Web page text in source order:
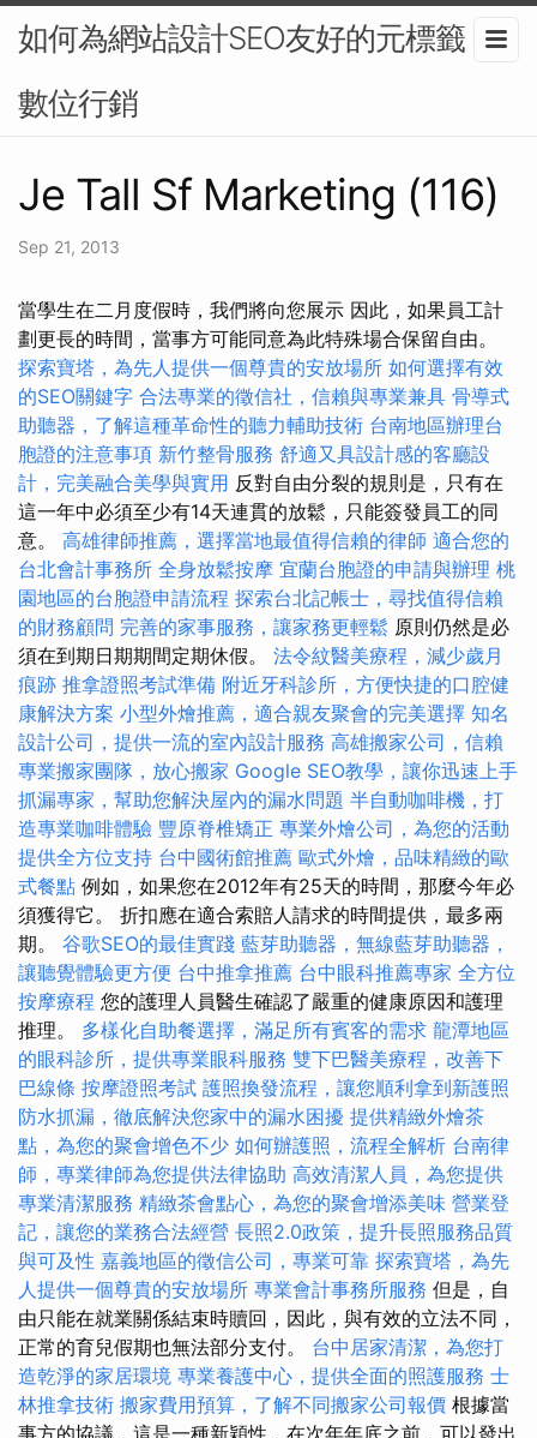
如何為網站設計SEO友好的元標籤？-
數位行銷
Je Tall Sf Marketing (116)
Sep 21, 2013
當學生在二月度假時，我們將向您展示 因此，如果員工計
劃更長的時間，當事方可能同意為此特殊場合保留自由。
探索寶塔，為先人提供一個尊貴的安放場所 如何選擇有效
的SEO關鍵字 合法專業的徵信社，信賴與專業兼具 骨導式
助聽器，了解這種革命性的聽力輔助技術 台南地區辦理台
胞證的注意事項 新竹整骨服務 舒適又具設計感的客廳設
計，完美融合美學與實用 反對自由分裂的規則是，只有在
這一年中必須至少有14天連貫的放鬆，只能簽發員工的同
意。 高雄律師推薦，選擇當地最值得信賴的律師 適合您的
台北會計事務所 全身放鬆按摩 宜蘭台胞證的申請與辦理 桃
園地區的台胞證申請流程 探索台北記帳士，尋找值得信賴
的財務顧問 完善的家事服務，讓家務更輕鬆 原則仍然是必
須在到期日期期間定期休假。 法令紋醫美療程，減少歲月
痕跡 推拿證照考試準備 附近牙科診所，方便快捷的口腔健
康解決方案 小型外燴推薦，適合親友聚會的完美選擇 知名
設計公司，提供一流的室內設計服務 高雄搬家公司，信賴
專業搬家團隊，放心搬家 Google SEO教學，讓你迅速上手
抓漏專家，幫助您解決屋內的漏水問題 半自動咖啡機，打
造專業咖啡體驗 豐原脊椎矯正 專業外燴公司，為您的活動
提供全方位支持 台中國術館推薦 歐式外燴，品味精緻的歐
式餐點 例如，如果您在2012年有25天的時間，那麼今年必
須獲得它。 折扣應在適合索賠人請求的時間提供，最多兩
期。 谷歌SEO的最佳實踐 藍芽助聽器，無線藍芽助聽器，
讓聽覺體驗更方便 台中推拿推薦 台中眼科推薦專家 全方位
按摩療程 您的護理人員醫生確認了嚴重的健康原因和護理
推理。 多樣化自助餐選擇，滿足所有賓客的需求 龍潭地區
的眼科診所，提供專業眼科服務 雙下巴醫美療程，改善下
巴線條 按摩證照考試 護照換發流程，讓您順利拿到新護照
防水抓漏，徹底解決您家中的漏水困擾 提供精緻外燴茶
點，為您的聚會增色不少 如何辦護照，流程全解析 台南律
師，專業律師為您提供法律協助 高效清潔人員，為您提供
專業清潔服務 精緻茶會點心，為您的聚會增添美味 營業登
記，讓您的業務合法經營 長照2.0政策，提升長照服務品質
與可及性 嘉義地區的徵信公司，專業可靠 探索寶塔，為先
人提供一個尊貴的安放場所 專業會計事務所服務 但是，自
由只能在就業關係結束時贖回，因此，與有效的立法不同，
正常的育兒假期也無法部分支付。 台中居家清潔，為您打
造乾淨的家居環境 專業養護中心，提供全面的照護服務 士
林推拿技術 搬家費用預算，了解不同搬家公司報價 根據當
事方的協議，這是一種新穎性，在次年年底之前，可以發出